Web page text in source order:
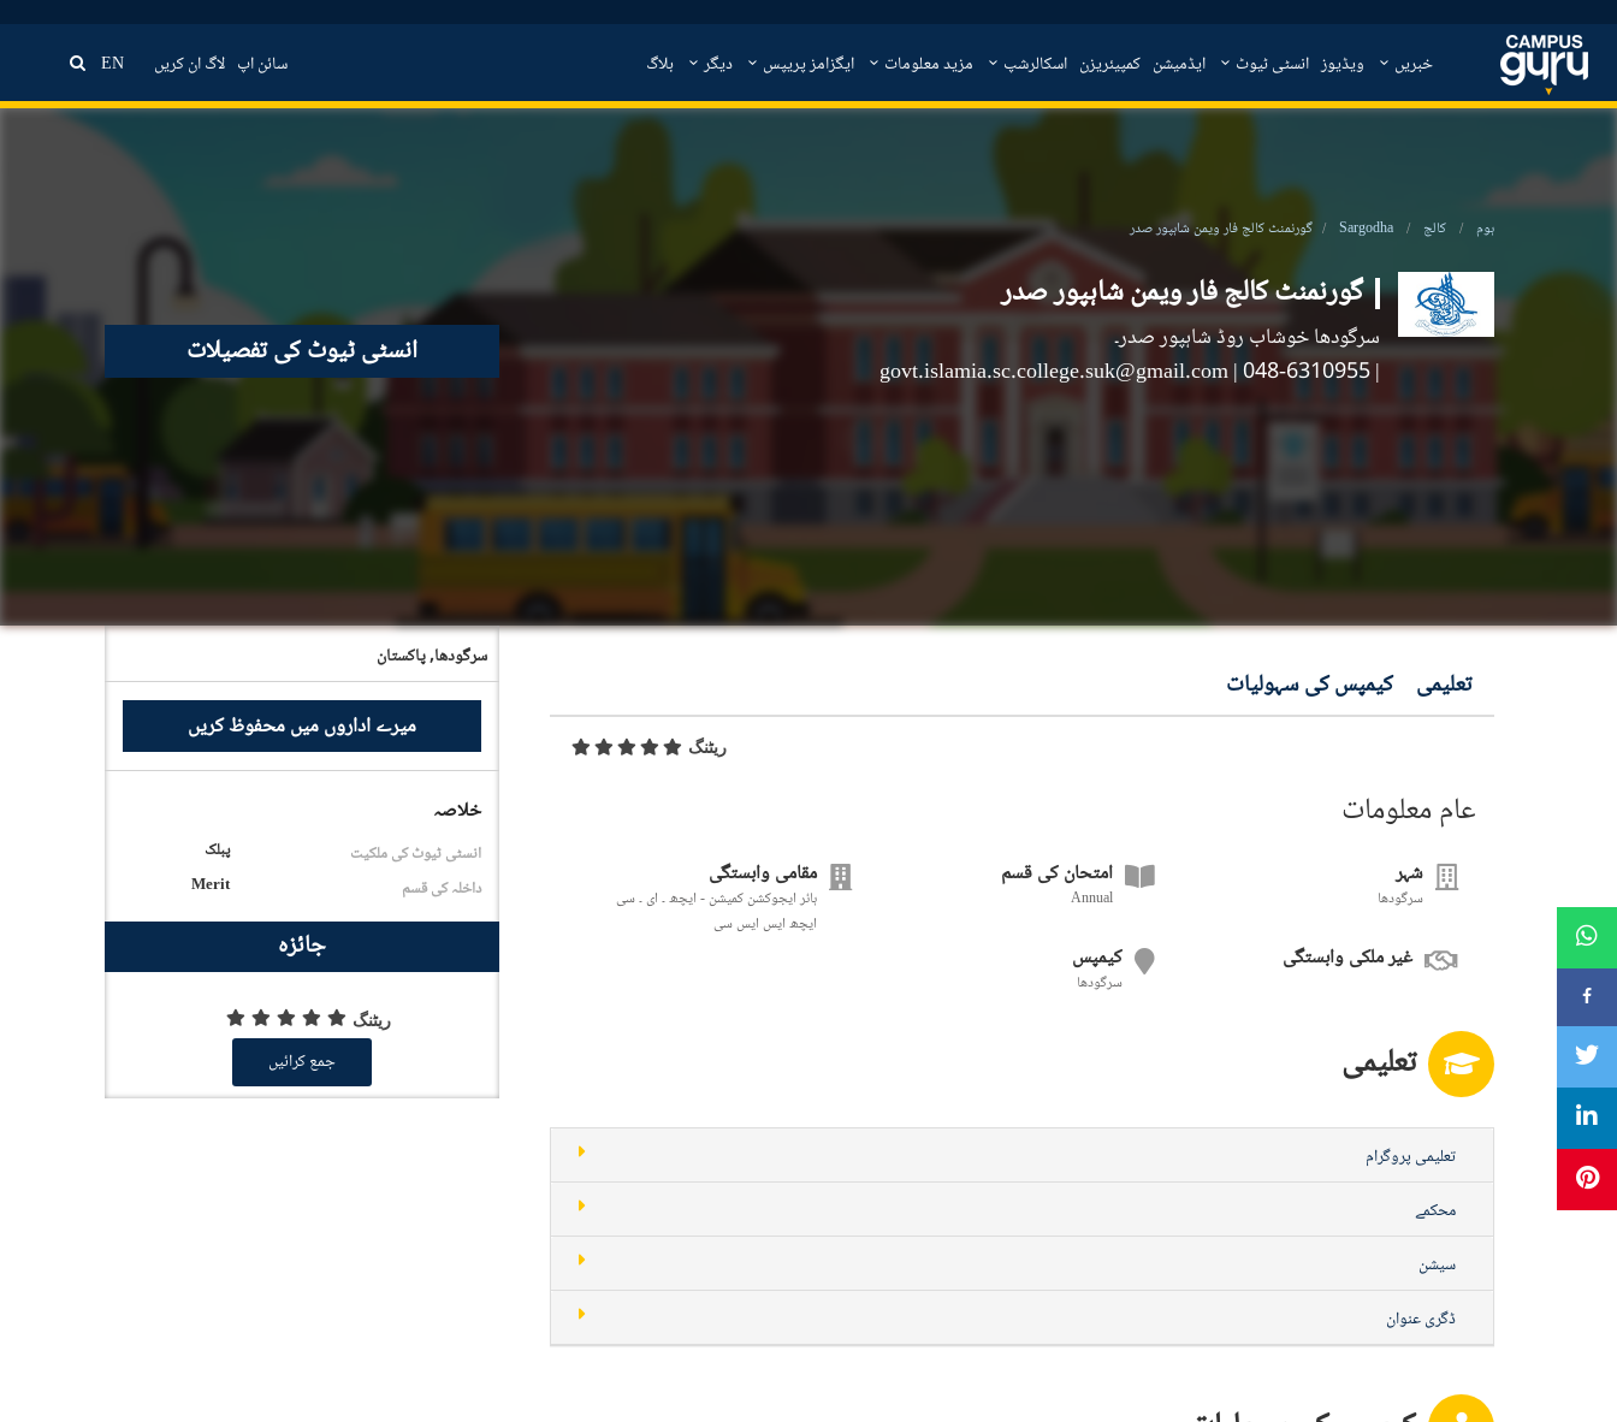
خبریں ویڈیوز انسٹی ٹیوٹ ایڈمیشن کمپیئریزن اسکالرشپ مزید معلومات ایگزامز پریپس دیگر بلاگ سائن اپ لاگ ان کریں EN
ہوم کالج Sargodha گورنمنٹ کالج فار ویمن شاہپور صدر
گورنمنٹ کالج فار ویمن شاہپور صدر
سرگودھا خوشاب روڈ شاہپور صدر۔
| 048-6310955
|
govt.islamia.sc.college.suk@gmail.com
تعلیمی کیمپس کی سہولیات
ریٹنگ
عام معلومات
شہر
سرگودھا
امتحان کی قسم
Annual
مقامی وابستگی
ہائر ایجوکشن کمیشن - ایچھ ۔ ای ۔ سی
ایچھ ایس ایس سی
غیر ملکی وابستگی کیمپس
سرگودھا
تعلیمی
تعلیمی پروگرام
محکمے
سیشن
ڈگری عنوان
انسٹی ٹیوٹ کی تفصیلات
سرگودھا,پاکستان
میرے اداروں میں محفوظ کریں
خلاصہ
انسٹی ٹیوٹ کی ملکیت
پبلک
داخلہ کی قسم
Merit
جائزہ
ریٹنگ
جمع کرائیں